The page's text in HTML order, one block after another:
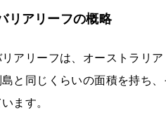
リアリーフの概略
アリーフは、オーストラリ
と同じくらいの面積を持ち、
ます。